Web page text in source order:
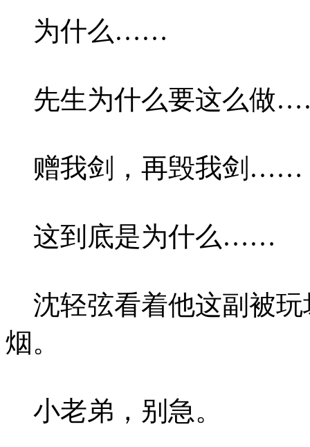
为什么……
先生为什么要这么做
赠我剑，再毁我剑……
这到底是为什么……
沈轻弦看着他这副被玩
烟。
小老弟，别急。